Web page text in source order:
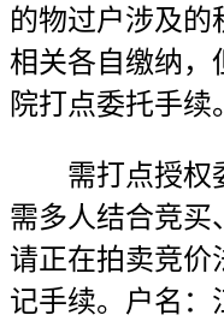
的物过户涉及的
相关各自缴纳，
院打点委托手续。
需打点授权委
需多人结合竞买
请正在拍卖竞价
记手续。户名：